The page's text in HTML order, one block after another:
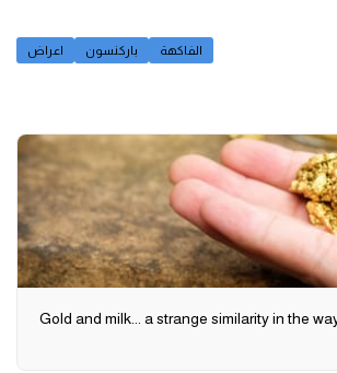
اعراض باركنسون الفاكهة
Gold and milk... a strange similarity in the